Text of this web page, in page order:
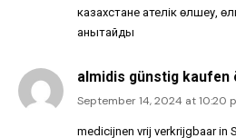
казахстане қателік өлшеу,
анықтайды
almidis günstig kaufen
September 14, 2024 at 10:20
medicijnen vrij verkrijgbaar in